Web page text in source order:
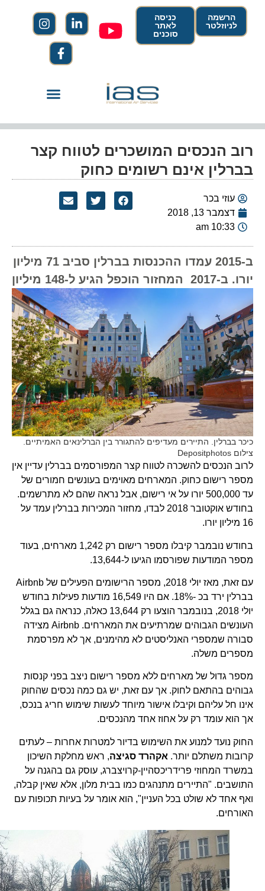
הרשמה
לניוזלטר
כניסה
לאתר
סוכנים
רוב הנכסים המושכרים לטווח קצר
בברלין אינם רשומים כחוק
עוזי בכר
דצמבר 13, 2018
10:33 am
ב-2015 עמדו ההכנסות בברלין סביב 71 מיליון
יורו. ב-2017 המחזור הוכפל הגיע ל-148 מיליון
כיכר בברלין. התיירים מעדיפים להתגורר בין הברלינאים האמיתיים.
צילום Depositphotos
לרוב הנכסים להשכרה לטווח קצר המפורסמים בברלין עדיין אין
מספר רישום כחוק. המארחים מאוימים בעונשים חמורים של
עד 500,000 יורו על אי רישום, אבל נראה שהם לא מתרשמים.
בחודש אוקטובר 2018 לבדו, מחזור המכירות בברלין עמד על
בחודש נובמבר קיבלו מספר רישום רק 1,242 מארחים, בעוד
מספר המודעות שפורסמו הגיעו ל-13,644.
עם זאת, מאז יולי 2018, מספר הרישומים הפעילים של Airbnb
בברלין ירד בכ -18%. אם היו 16,549 מודעות פעילות בחודש
יולי 2018, בנובמבר הוצעו רק 13,644 כאלה, כנראה גם בגלל
העונשים הגבוהים שמרתיעים את המארחים. Airbnb מצידה
סבורה שמספרי האנליסטים לא מהימנים, אך לא מפרסמת
מספרים משלה.
מספר גדול של מארחים ללא מספר רישום ניצב בפני קנסות
גבוהים בהתאם לחוק. אך עם זאת, יש גם כמה נכסים שהחוק
אינו חל עליהם וקיבלו אישור מיוחד לעשות שימוש חריג בנכס,
אך הוא עומד רק על אחוז אחד מהנכסים.
החוק נועד למנוע את השימוש בדיור למטרות אחרות – לעתים
קרובות משתלם יותר.אקהרד סגיצה, ראש מחלקת השיכון
במשרד המחוזי פרידריכסהיין-קרויצברג, עוסק גם בהגנה על
התושבים. "התיירים מתנהגים כמו בבית מלון, אלא שאין קבלה,
ואף אחד לא שולט בכל העניין", הוא אומר על בעיות תכופות עם
האורחים.